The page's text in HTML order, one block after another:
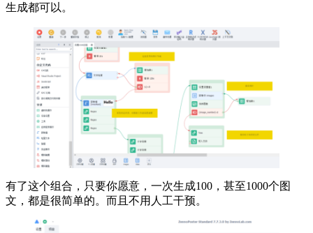
生成都可以。
有了这个组合，只要你愿意，一次生成100，甚至1000个图
文，都是很简单的。而且不用人工干预。